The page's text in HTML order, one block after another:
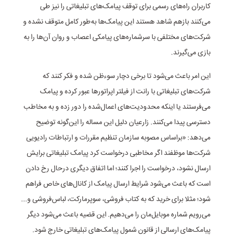
کاربران راه‌های رسمی برای توقف پیامک‌های تبلیغاتی را نیز طی
می‌کنند بازهم شاهد هستند این پیامک‌ها به‌طور کامل متوقف نشده و
شرکت‌های مختلفی با سرشماره‌های پیامکی اعصاب و روان آن‌ها را به
بازی می‌گیرند.
این امر باعث می‌شود تا برخی دچار سوءظن شده و فکر کنند که
شرکت‌های تبلیغاتی با رانت از فیلتر اپراتور‌ها عبور کرده و پیامک
می‌فرستند یا اینکه محدودیت‌های اعمال‌شده را دور زده و به مخاطب
دسترسی پیدا می‌کنند. زارعیان دلیل این مساله را این‌گونه توضیح
می‌دهد: «براساس مصوبه سازمان تنظیم مقررات و ارتباطات رادیویی
شرکت‌ها موظفند اگر مخاطبی درخواست کرد پیامک تبلیغاتی برایش
ارسال نشود، درخواست را اجرا کنند؛ اما اتفاق دیگری درحال رخ دادن
است که باعث می‌شود شرایط ارسال پیامک از کانال‌های خاص فراهم
شود؛ مثلا برای خرید که به کتاب فروشی، سوپرمارکت، لباس‌فروشی و...
می‌رویم شماره موبایل‌مان را می‌دهیم. این قضیه باعث می‌شود دیگر
پیامک‌های ارسالی از قانون شمول پیامک‌های تبلیغاتی خارج شود.